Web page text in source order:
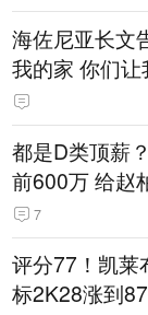
海佐尼亚长文
我的家 你们
都是D类顶薪
前600万 给赵
7
评分77！凯莱
标2K28涨到